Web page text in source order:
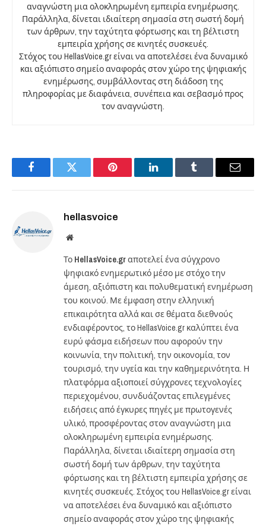
αναγνώστη μια ολοκληρωμένη εμπειρία ενημέρωσης.
Παράλληλα, δίνεται ιδιαίτερη σημασία στη σωστή δομή
των άρθρων, την ταχύτητα φόρτωσης και τη βέλτιστη
εμπειρία χρήσης σε κινητές συσκευές.
Στόχος του HellasVoice.gr είναι να αποτελέσει ένα δυναμικό
και αξιόπιστο σημείο αναφοράς στον χώρο της ψηφιακής
ενημέρωσης, συμβάλλοντας στη διάδοση της
πληροφορίας με διαφάνεια, συνέπεια και σεβασμό προς
τον αναγνώστη.
FacebookTwitter Pinterest LinkedInTumblr Email
hellasvoice
Website
Το HellasVoice.grαποτελεί ένα σύγχρονο
ψηφιακό ενημερωτικό μέσο με στόχο την
άμεση, αξιόπιστη και πολυθεματική ενημέρωση
του κοινού. Με έμφαση στην ελληνική
επικαιρότητα αλλά και σε θέματα διεθνούς
ενδιαφέροντος, το HellasVoice.gr καλύπτει ένα
ευρύ φάσμα ειδήσεων που αφορούν την
κοινωνία, την πολιτική, την οικονομία, τον
τουρισμό, την υγεία και την καθημερινότητα. Η
πλατφόρμα αξιοποιεί σύγχρονες τεχνολογίες
περιεχομένου, συνδυάζοντας επιλεγμένες
ειδήσεις από έγκυρες πηγές με πρωτογενές
υλικό, προσφέροντας στον αναγνώστη μια
ολοκληρωμένη εμπειρία ενημέρωσης.
Παράλληλα, δίνεται ιδιαίτερη σημασία στη
σωστή δομή των άρθρων, την ταχύτητα
φόρτωσης και τη βέλτιστη εμπειρία χρήσης σε
κινητές συσκευές. Στόχος του HellasVoice.gr είναι
να αποτελέσει ένα δυναμικό και αξιόπιστο
σημείο αναφοράς στον χώρο της ψηφιακής